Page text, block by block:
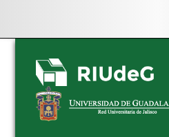
Skip
navigation